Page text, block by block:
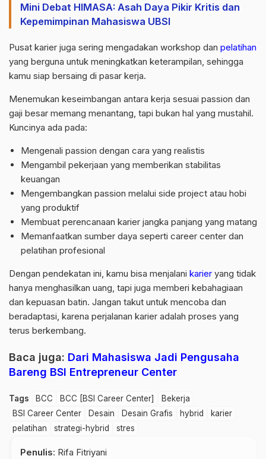
Mini Debat HIMASA: Asah Daya Pikir Kritis dan
Kepemimpinan Mahasiswa UBSI
Pusat karier juga sering mengadakan workshop dan pelatihan
yang berguna untuk meningkatkan keterampilan, sehingga
kamu siap bersaing di pasar kerja.
Menemukan keseimbangan antara kerja sesuai passion dan
gaji besar memang menantang, tapi bukan hal yang mustahil.
Kuncinya ada pada:
Mengenali passion dengan cara yang realistis
Mengambil pekerjaan yang memberikan stabilitas
keuangan
Mengembangkan passion melalui side project atau hobi
yang produktif
Membuat perencanaan karier jangka panjang yang matang
Memanfaatkan sumber daya seperti career center dan
pelatihan profesional
Dengan pendekatan ini, kamu bisa menjalani karier yang tidak
hanya menghasilkan uang, tapi juga memberi kebahagiaan
dan kepuasan batin. Jangan takut untuk mencoba dan
beradaptasi, karena perjalanan karier adalah proses yang
terus berkembang.
Baca juga: Dari Mahasiswa Jadi Pengusaha
Bareng BSI Entrepreneur Center
Tags BCC BCC [BSI Career Center]
Bekerja
BSI Career Center
Desain Desain Grafis hybrid
karier
pelatihan
strategi-hybrid stres
Penulis: Rifa Fitriyani